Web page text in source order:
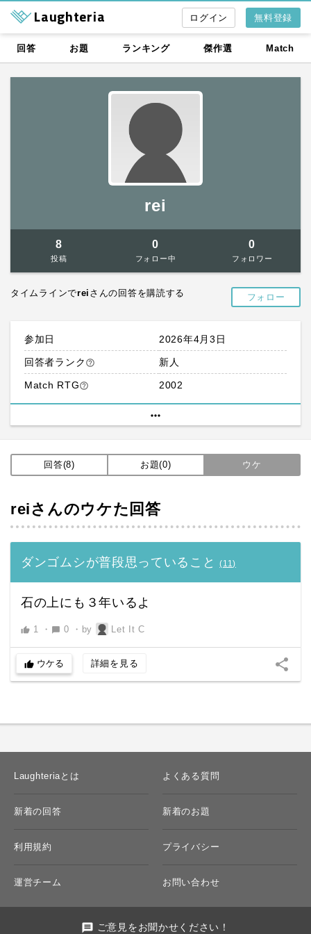
Laughteria 無料登録
回答 お題 ランキング 傑作選 Match
rei
8
投稿
0
フォロー中
0
フォロワー
フォロー
タイムラインでrei さんの回答を購読する
参加日 2026年4月3日
回答者ランク help_outline 新人
Match RTGhelp_outline 2002
more_horiz
回答(8) お題(0) ウケ
reiさんのウケた回答
ダンゴムシが普段思っていること (11)
石の上にも３年いるよ
thumb_up 1 ・ chat_bubble 0 ・ by Let It C
thumb_up ウケる 詳細を見る share
Laughteriaとは よくある質問
新着の回答 新着のお題
利用規約 プライバシー
運営チーム お問い合わせ
message ご意見をお聞かせください！